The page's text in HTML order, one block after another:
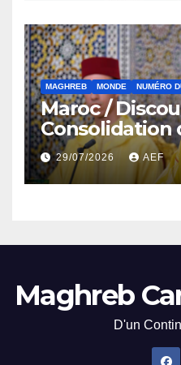
MAGHREB MONDE NUMÉRO
Maroc /
Consolidation
résilience
affirmation
souveraineté
29/07/2026 AEF
Maghreb
D'un